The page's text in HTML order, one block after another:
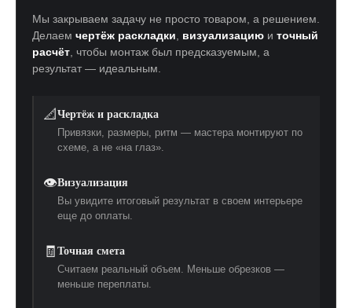
Мы закрываем задачу не просто товаром, а решением.
Делаем чертёж раскладки визуализацию и точный
расчёт , чтобы монтаж был предсказуемым, а
результат — идеальным.
📐Чертёж и раскладка
Привязки, размеры, ритм — мастера монтируют по
схеме, а не «на глаз».
👁️Визуализация
Вы увидите итоговый результат в своем интерьере
еще до оплаты.
🧾Точная смета
Считаем реальный объем. Меньше обрезков —
меньше переплаты.